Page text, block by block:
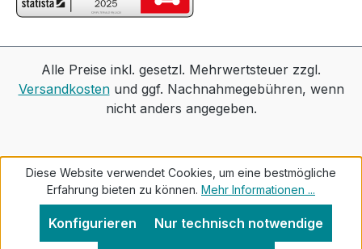
Alle Preise inkl. gesetzl. Mehrwertsteuer zzgl.
Versandkostenund ggf. Nachnahmegebühren, wenn
nicht anders angegeben.
Diese Website verwendet Cookies, um eine bestmögliche
Erfahrung bieten zu können. Mehr Informationen ...
Nur technisch notwendige
Konfigurieren